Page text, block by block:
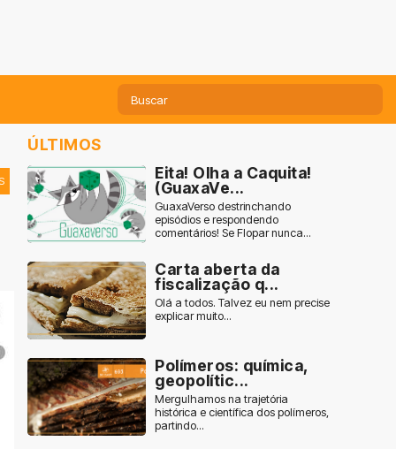
ÚLTIMOS
Eita! Olha a Caquita!
(GuaxaVe...
GuaxaVerso destrinchando
episódios e respondendo
comentários! Se Flopar nunca...
Carta aberta da
fiscalização q...
Olá a todos. Talvez eu nem precise
explicar muito...
Polímeros: química,
geopolític...
Mergulhamos na trajetória
histórica e científica dos polímeros,
partindo...